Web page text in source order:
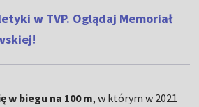
w TVP. Oglądaj Memoriał
w biegu na 100 m, w którym w 2021